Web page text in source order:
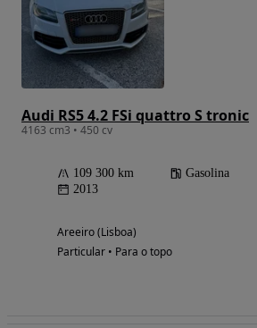
Audi RS5 4.2 FSi quattro S tronic
4163 cm3 • 450 cv
109 300 km Gasolina
2013
Areeiro (Lisboa)
Particular • Para o topo